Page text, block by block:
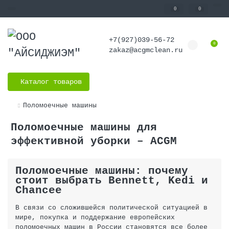
0 0
+7(927)039-56-72
zakaz@acgmclean.ru
0
Каталог товаров
Поломоечные машины
Поломоечные машины для
эффективной уборки – ACGM
Поломоечные машины: почему
стоит выбрать Bennett, Kedi и
Chancee
В связи со сложившейся политической ситуацией в
мире, покупка и поддержание европейских
поломоечных машин в России становятся все более